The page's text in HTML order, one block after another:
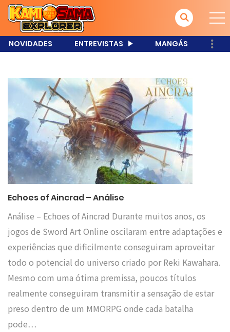
NOVIDADES ENTREVISTAS MANGÁS
Echoes of Aincrad – Análise
Análise – Echoes of Aincrad Durante muitos anos, os
jogos de Sword Art Online oscilaram entre adaptações e
experiências que dificilmente conseguiram aproveitar
todo o potencial do universo criado por Reki Kawahara.
Mesmo com uma ótima premissa, poucos títulos
realmente conseguiram transmitir a sensação de estar
preso dentro de um MMORPG onde cada batalha
pode…